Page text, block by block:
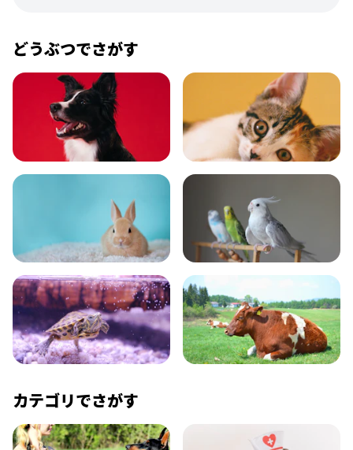
どうぶつでさがす
いぬ ねこ
小動物 とり・さかな
カテゴリでさがす